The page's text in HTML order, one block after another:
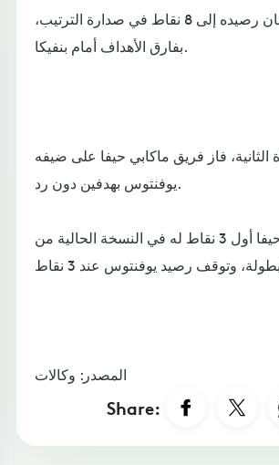
ورفع سان جيرمان رصيده إلى 8 نقاط في صدارة الترتيب،
بفارق الأهداف أمام بنفيكا.
الثانية، فاز فريق ماكابي حيفا على ضيفه
يوفنتوس بهدفين دون رد.
وحصد ماكابي حيفا أول 3 نقاط له في النسخة الحالية من
المصدر: وكالات
Share: